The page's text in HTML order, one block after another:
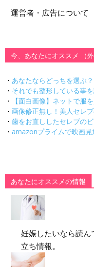
運営者・広告について
今、あなたにオススメ （外
・ あなたならどっちを選ぶ
・ それでも整形している事
・
【面白画像】ネットで服
・ 画像修正無し！美人セレ
・ 歯をお直ししたセレブの
・ amazonプライムで映画
あなたにオススメの情報
妊娠したいなら読
立ち情報。